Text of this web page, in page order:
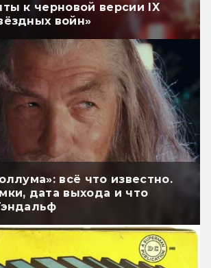
к черновой версии IX
войн»
всё что известно.
дата выхода и что